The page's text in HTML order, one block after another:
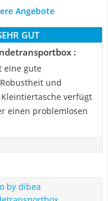
Angebote
GUT
:
eine gute
und
verfügt
einen problemlosen
by dibea